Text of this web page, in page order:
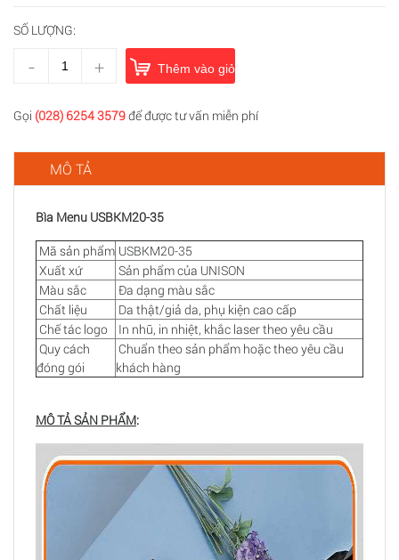
SỐ LƯỢNG:
- + Thêm vào giỏ hàng
Gọi (028) 6254 3579để được tư vấn miễn phí
MÔ TẢ
Bìa Menu USBKM20-35
Mã sản phẩm USBKM20-35
Xuất xứ
Sản phẩm của UNISON
Màu sắc
Đa dạng màu sắc
Chất liệu
Da thật/giả da, phụ kiện cao cấp
Chế tác logo
In nhũ, in nhiệt, khắc laser theo yêu cầu
Quy cách
đóng gói
Chuẩn theo sản phẩm hoặc theo yêu cầu
khách hàng
MÔ TẢ SẢN PHẨM: